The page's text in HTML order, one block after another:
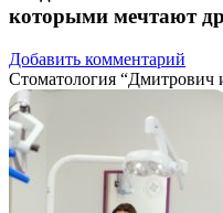
которыми мечтают
Добавить комментарий
Стоматология “Дмитрович